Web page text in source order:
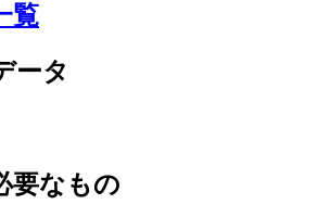
覧
ータ
要なもの